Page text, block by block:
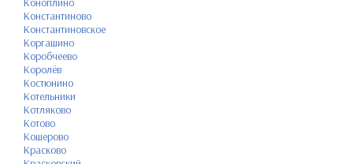
Константиново
Константиновское
Коргашино
Коробчеево
Королёв
Костюнино
Котельники
Котляково
Котово
Кошерово
Красково